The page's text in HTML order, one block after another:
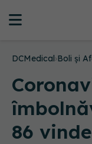
DCMedical›Boli și
86